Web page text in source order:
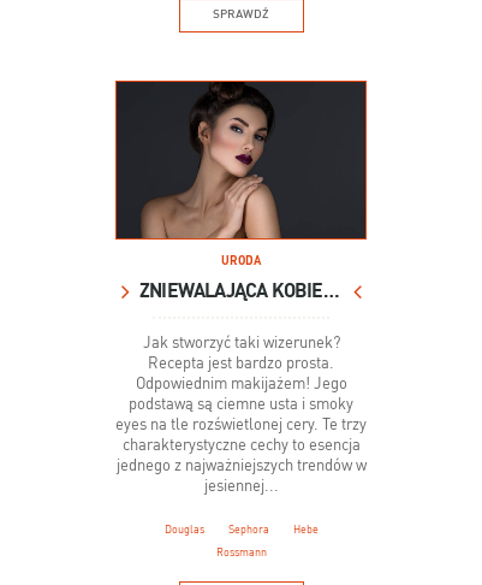
SPRAWDŹ
URODA
ZNIEWALAJĄCA KOBIETA WAMP!
Jak stworzyć taki wizerunek?
Recepta jest bardzo prosta.
Odpowiednim makijażem! Jego
podstawą są ciemne usta i smoky
eyes na tle rozświetlonej cery. Te trzy
charakterystyczne cechy to esencja
jednego z najważniejszych trendów w
jesiennej...
Douglas Sephora Hebe
Rossmann